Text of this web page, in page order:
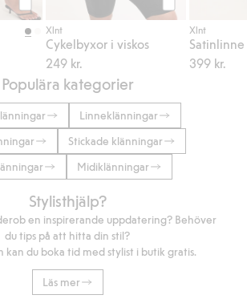
Köp Köp
Xlnt
Cykelbyxor i viskos
249 kr.
Xlnt
Satinlinne
399 kr.
Populära kategorier
Linneklänningar
Stickade klänningar
Midiklänningar
Stylisthjälp?
en inspirerande uppdatering? Behöver
du tips på att hitta din stil?
kan du boka tid med stylist i butik gratis.
Läs mer